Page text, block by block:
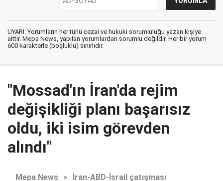
UYARI: Yorumların her türlü cezai ve hukuki sorumluluğu yazan kişiye
aittir. Mepa News, yapılan yorumlardan sorumlu değildir. Her bir yorum
600 karakterle (boşluklu) sınırlıdır.
"Mossad'ın İran'da rejim
değişikliği planı başarısız
oldu, iki isim görevden
alındı"
Mepa News > İran-ABD-İsrail çatışması